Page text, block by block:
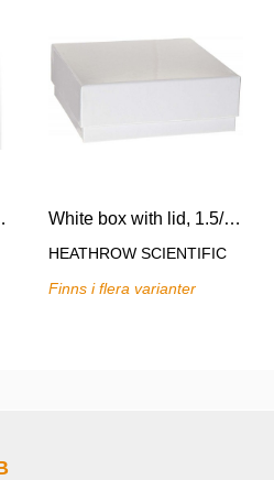
5pk White box with lid, 1.5/2.0 mL tubes, 13.3x13.3x5 cm
HEATHROW SCIENTIFIC
Finns i flera varianter